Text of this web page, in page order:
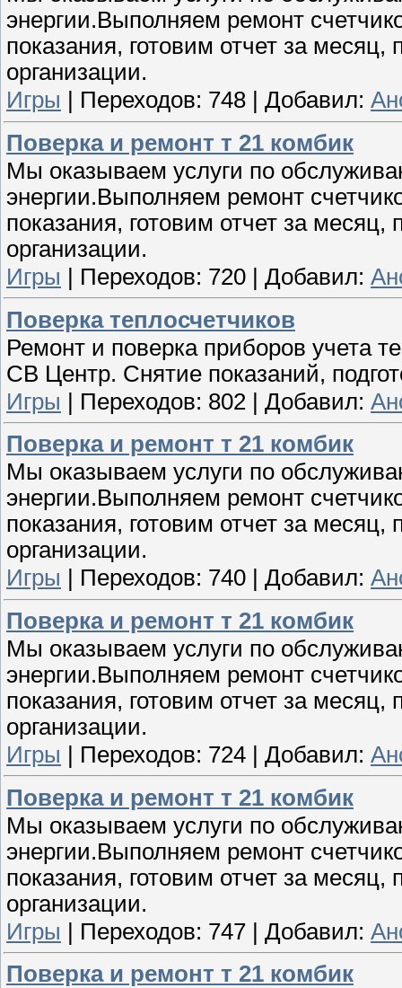
энергии.Выполняем ремонт
показания, готовим отчет за
организации.
Игры
Переходов: 748 Добавил:
Поверка и ремонт т 21 комбик
Мы оказываем услуги по
энергии.Выполняем ремонт
показания, готовим отчет за
организации.
Игры
Переходов: 720 Добавил:
Поверка теплосчетчиков
Ремонт и поверка приборов учета
СВ Центр. Снятие показаний,
Игры | Переходов: 802 | Добавил:
Поверка и ремонт т 21 комбик
Мы оказываем услуги по
энергии.Выполняем ремонт
показания, готовим отчет за
организации.
Игры
Переходов: 740 Добавил:
Поверка и ремонт т 21 комбик
Мы оказываем услуги по
энергии.Выполняем ремонт
показания, готовим отчет за
организации.
Игры
Переходов: 724 Добавил:
Поверка и ремонт т 21 комбик
Мы оказываем услуги по
энергии.Выполняем ремонт
показания, готовим отчет за
организации.
Игры | Переходов: 747 | Добавил:
Поверка и ремонт т 21 комбик